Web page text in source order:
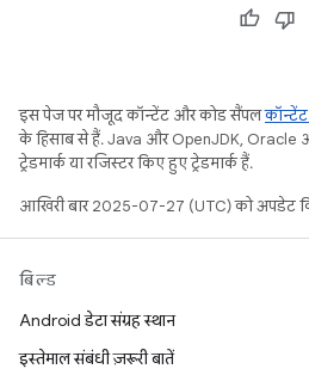
इस पेज पर मौजूद कॉन्टेंट और कोड सैंपल
के हिसाब से हैं. Java और OpenJDK, Oracle
ट्रेडमार्क या रजिस्टर किए हुए ट्रेडमार्क हैं.
आखिरी बार 2025-07-27 (UTC) को अपडेट
बिल्ड
Android डेटा संग्रह स्थान
इस्तेमाल संबंधी ज़रूरी बातें